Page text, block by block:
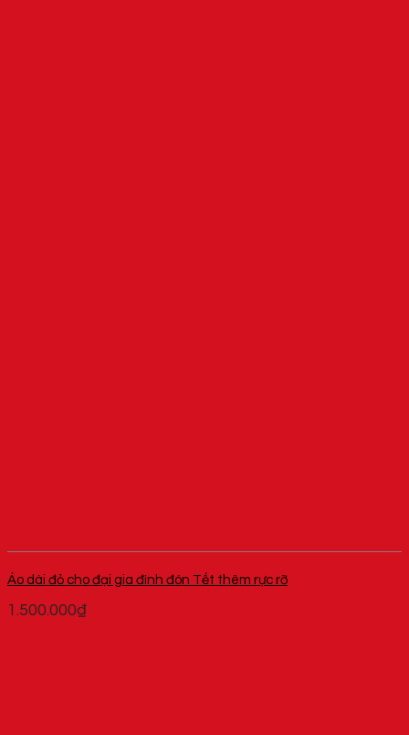
Áo dài đỏ cho đại gia đình đón Tết thêm rực rỡ
1.500.000₫